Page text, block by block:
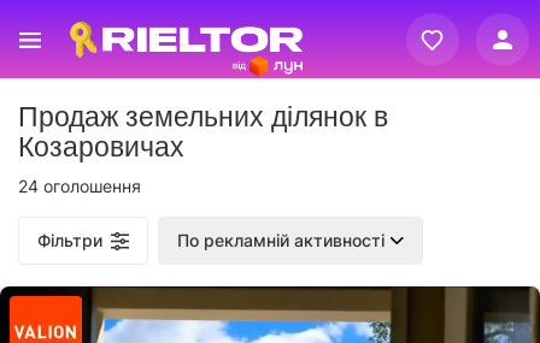
Вхід
Продаж земельних ділянок в
Козаровичах
24 оголошення
Фільтри По рекламній активності